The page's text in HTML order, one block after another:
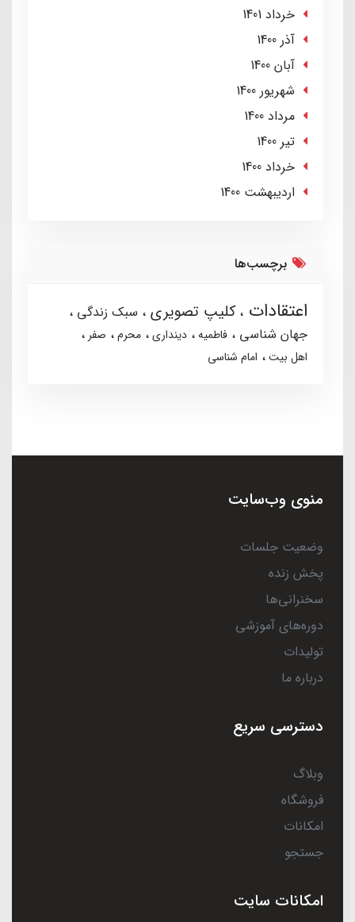
خرداد 1401
آذر 1400
آبان 1400
شهریور 1400
مرداد 1400
تير 1400
خرداد 1400
ارديبهشت 1400
برچسب‌ها
اعتقادات کلیپ تصویری
سبک زندگی
جهان شناسی
فاطمیه دینداری محرم
صفر
اهل بیت
امام شناسی
منوی وب‌سایت
وضعیت جلسات
پخش زنده
سخنرانی‌ها
دوره‌های آموزشی
تولیدات
درباره ما
دسترسی سریع
وبلاگ
فروشگاه
امکانات
جستجو
امکانات سایت